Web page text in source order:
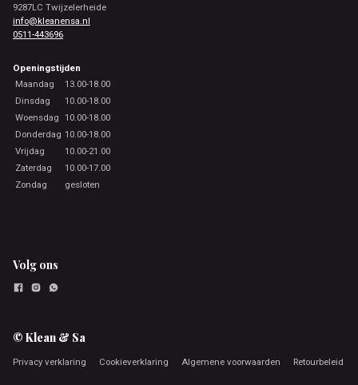
9287LC Twijzelerheide
info@kleanensa.nl
0511-443696
Openingstijden
Maandag
13.00-18.00
Dinsdag
10.00-18.00
Woensdag 10.00-18.00
Donderdag 10.00-18.00
Vrijdag
10.00-21.00
Zaterdag
10.00-17.00
Zondag
gesloten
Volg ons
© Klean & Sa
Privacy verklaring Cookieverklaring Algemene voorwaarden Retourbeleid